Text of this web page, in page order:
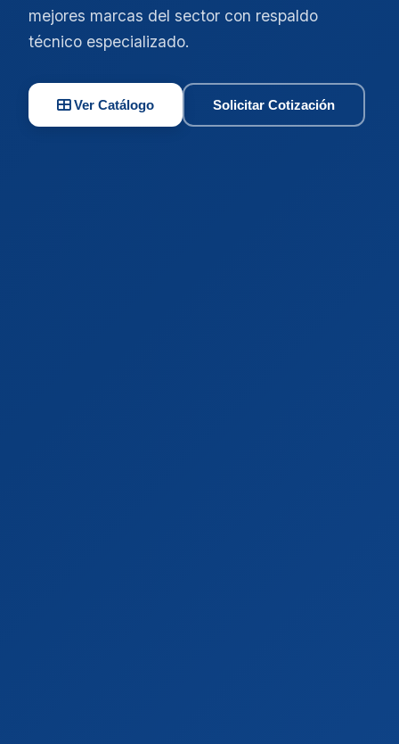
mejores marcas del sector con respaldo
técnico especializado.
Ver Catálogo Solicitar Cotización